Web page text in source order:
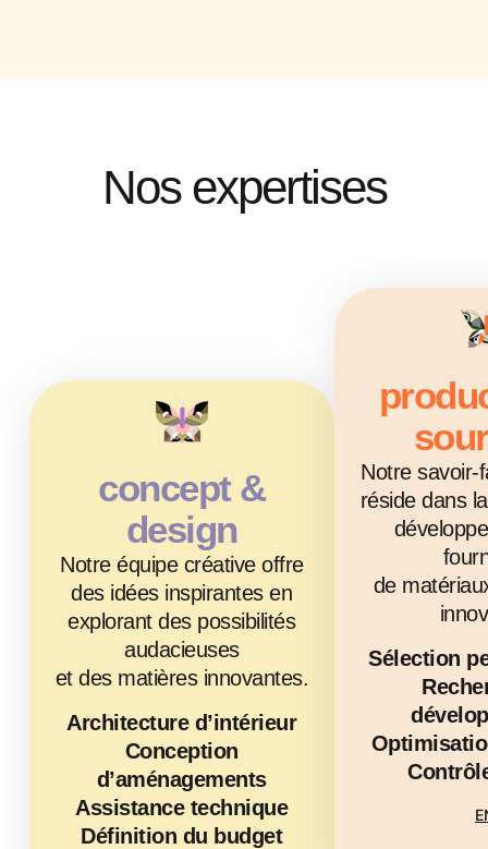
Nos expertises
concept &
design
Notre équipe créative offre
des idées inspirantes en
explorant des possibilités
audacieuses
et des matières innovantes.
Architecture d’intérieur
Conception
d’aménagements
Assistance technique
Définition du budget
Notre savoir-
réside dans
de
Sélection